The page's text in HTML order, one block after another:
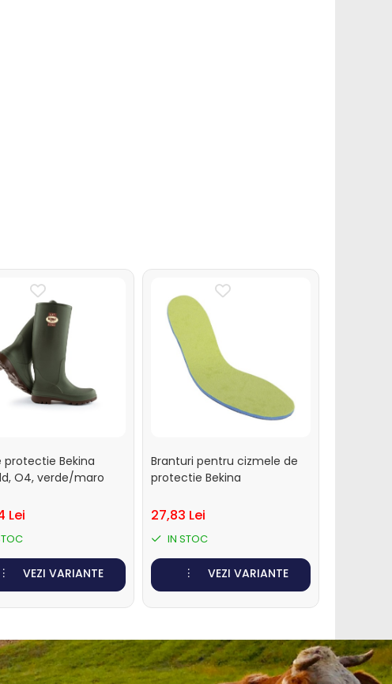
protectie Bekina
O4, verde/maro
Lei
VEZI VARIANTE
Branturi pentru cizmele de
protectie Bekina
27,83 Lei
IN STOC
VEZI VARIANTE